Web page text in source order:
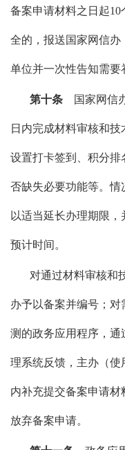
备案申请材料之日起
全的，报送国家网信办
单位并一次性告知需要
第十条 国家网信
日内完成材料审核和
设置打卡签到、积分
否缺失必要功能等。
以适当延长办理期限
预计时间。
对通过材料审核和
办予以备案并编号；
测的政务应用程序，
理系统反馈，主办（使
内补充提交备案申请
放弃备案申请。